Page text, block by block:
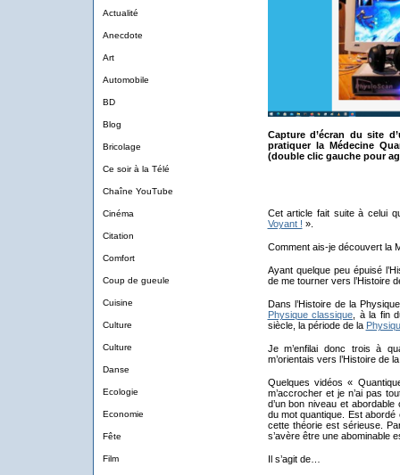
Actualité
Anecdote
Art
Automobile
BD
Blog
Bricolage
Ce soir à la Télé
Chaîne YouTube
Cinéma
Citation
Comfort
Coup de gueule
Cuisine
Culture
Culture
Danse
Ecologie
Economie
Fête
Film
Capture d’écran du site
pratiquer la Médecine
(double clic gauche pour
Cet article fait suite à celui
Voyant ! ».
Comment ais-je découvert la
Ayant quelque peu épuisé
de me tourner vers l’Histoire
Dans l’Histoire de la
Physique classique , à la fin
siècle, la période de la
Je m’enfilai donc trois à
m’orientais vers l’Histoire de
Quelques vidéos «
m’accrocher et je n’ai pas
d’un bon niveau et
du mot quantique. Est abordé
cette théorie est sérieuse.
s’avère être une abominable
Il s’agit de…